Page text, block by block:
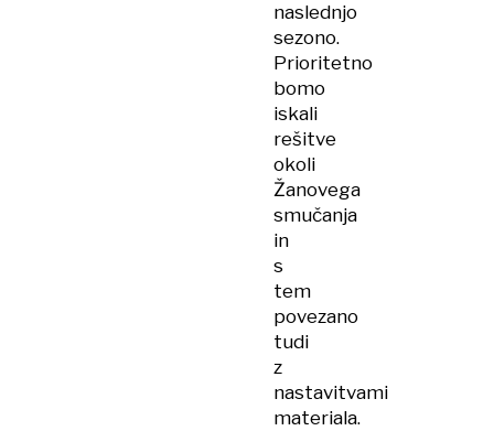
naslednjo
sezono.
Prioritetno
bomo
iskali
rešitve
okoli
Žanovega
smučanja
in
s
tem
povezano
tudi
z
nastavitvami
materiala.